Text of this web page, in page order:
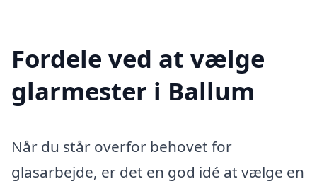
Fordele ved at vælge
glarmester i Ballum
Når du står overfor behovet for
glasarbejde, er det en god idé at vælge en